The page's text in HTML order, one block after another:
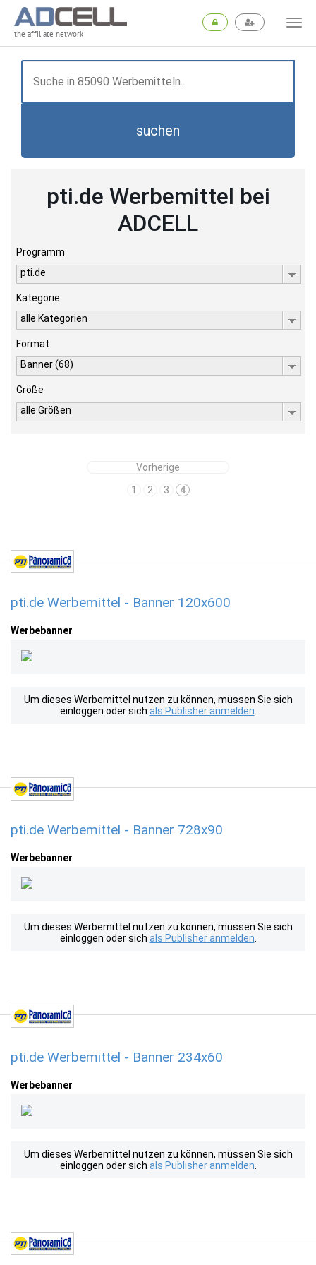
the affiliate network
suchen
pti.de Werbemittel bei
ADCELL
Programm
pti.de
Kategorie
alle Kategorien
Format
Banner (68)
Größe
alle Größen
Vorherige
1
2 3 4
pti.de Werbemittel - Banner 120x600
Werbebanner
Um dieses Werbemittel nutzen zu können, müssen Sie sich
einloggen oder sich als Publisher anmelden
pti.de Werbemittel - Banner 728x90
Werbebanner
Um dieses Werbemittel nutzen zu können, müssen Sie sich
einloggen oder sich als Publisher anmelden
pti.de Werbemittel - Banner 234x60
Werbebanner
Um dieses Werbemittel nutzen zu können, müssen Sie sich
einloggen oder sich als Publisher anmelden